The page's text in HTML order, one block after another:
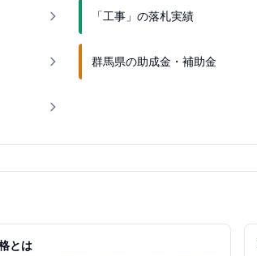
「工事」の落札実績
群馬県の助成金・補助金
とは